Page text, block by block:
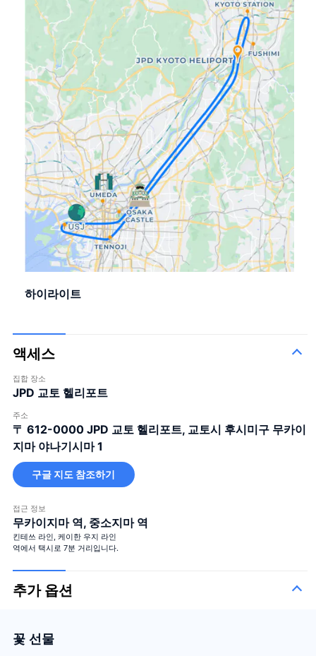
하이라이트
액세스
집합 장소
JPD 교토 헬리포트
주소
〒 612-0000 JPD 교토 헬리포트, 교토시 후시미구 무카이
지마 야나기시마 1
구글 지도 참조하기
접근 정보
무카이지마 역, 중소지마 역
킨테쓰 라인, 케이한 우지 라인
역에서 택시로 7분 거리입니다.
추가 옵션
꽃 선물